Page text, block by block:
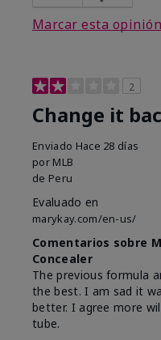
Marcar esta opinión
2
Change it
Enviado Hace 28 días
por MLB
de Peru
Evaluado en
marykay.com/en-us/
Comentarios sobre
Concealer
The previous formula
the best. I am sad it
better. I agree more
tube.